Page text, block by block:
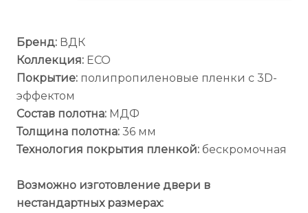
Бренд: ВДК
Коллекция: ECO
Покрытие: полипропиленовые пленки с 3D-
эффектом
Состав полотна: МДФ
Толщина полотна: 36 мм
Технология покрытия пленкой: бескромочная
Возможно изготовление двери в
нестандартных размерах: